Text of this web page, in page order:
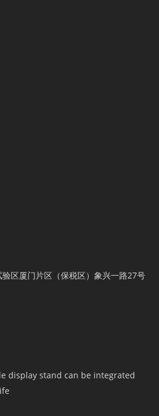
区厦门片区（保税区）象兴一路27号
display stand can be integrated